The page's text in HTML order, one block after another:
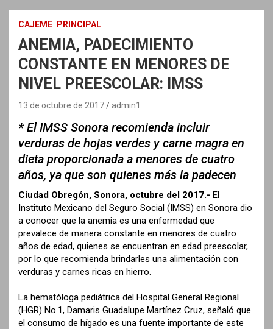
CAJEME PRINCIPAL
ANEMIA, PADECIMIENTO
CONSTANTE EN MENORES DE
NIVEL PREESCOLAR: IMSS
13 de octubre de 2017 admin1
* El IMSS Sonora recomienda incluir
verduras de hojas verdes y carne magra en
dieta proporcionada a menores de cuatro
años, ya que son quienes más la padecen
Ciudad Obregón, Sonora, octubre del 2017.- El
Instituto Mexicano del Seguro Social (IMSS) en Sonora dio
a conocer que la anemia es una enfermedad que
prevalece de manera constante en menores de cuatro
años de edad, quienes se encuentran en edad preescolar,
por lo que recomienda brindarles una alimentación con
verduras y carnes ricas en hierro.
La hematóloga pediátrica del Hospital General Regional
(HGR) No.1, Damaris Guadalupe Martínez Cruz, señaló que
el consumo de hígado es una fuente importante de este